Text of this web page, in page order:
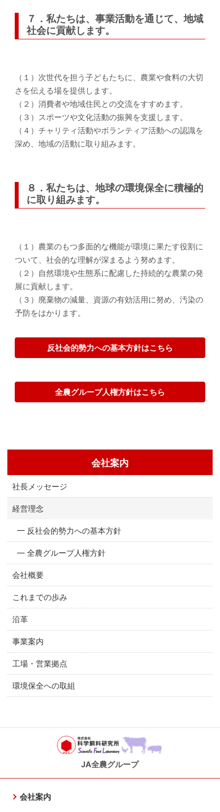
７．私たちは、事業活動を通じて、地域
社会に貢献します。
（１）次世代を担う子どもたちに、農業や食料の大切
さを伝える場を提供します。
（２）消費者や地域住民との交流をすすめます。
（３）スポーツや文化活動の振興を支援します。
（４）チャリティ活動やボランティア活動への認識を
深め、地域の活動に取り組みます。
８．私たちは、地球の環境保全に積極的
に取り組みます。
（１）農業のもつ多面的な機能が環境に果たす役割に
ついて、社会的な理解が深まるよう努めます。
（２）自然環境や生態系に配慮した持続的な農業の発
展に貢献します。
（３）廃棄物の減量、資源の有効活用に努め、汚染の
予防をはかります。
反社会的勢力への基本方針はこちら
全農グループ人権方針はこちら
会社案内
社長メッセージ
経営理念
反社会的勢力への基本方針
全農グループ人権方針
会社概要
これまでの歩み
沿革
事業案内
工場・営業拠点
環境保全への取組
JA全農グループ
会社案内